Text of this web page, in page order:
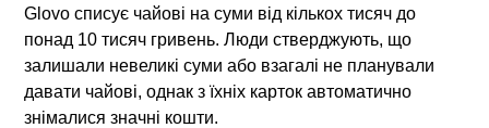
Glovo списує чайові на суми від кількох тисяч до
понад 10 тисяч гривень. Люди стверджують, що
залишали невеликі суми або взагалі не планували
давати чайові, однак з їхніх карток автоматично
знімалися значні кошти.